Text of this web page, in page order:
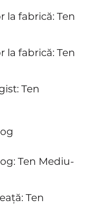
fabrică: Ten
fabrică: Ten
Ten
Ten Mediu-
Ten